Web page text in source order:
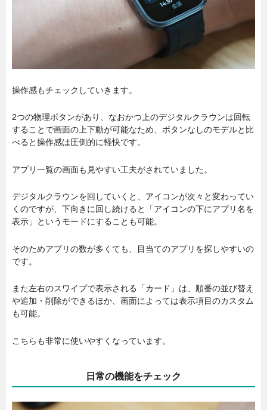
操作感もチェックしていきます。
2つの物理ボタンがあり、なおかつ上のデジタルクラウンは回転
することで画面の上下動が可能なため、ボタンなしのモデルと比
べると操作感は圧倒的に軽快です。
アプリ一覧の画面も見やすい工夫がされていました。
デジタルクラウンを回していくと、アイコンが次々と変わってい
くのですが、下向きに回し続けると「アイコンの下にアプリ名を
表示」というモードにすることも可能。
そのためアプリの数が多くても、目当てのアプリを探しやすいの
です。
また左右のスワイプで表示される「カード」は、順番の並び替え
や追加・削除ができるほか、画面によっては表示項目のカスタム
も可能。
こちらも非常に使いやすくなっています。
日常の機能をチェック